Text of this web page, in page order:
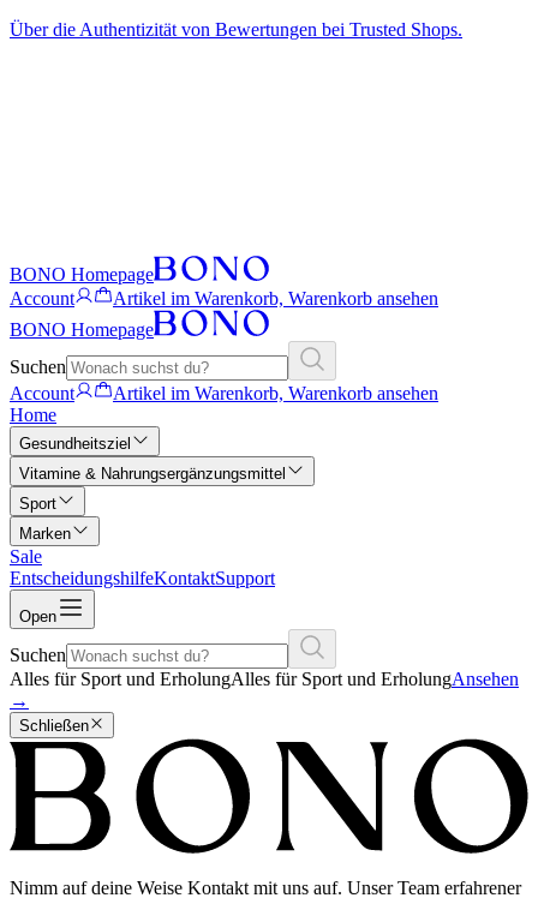
Über die Authentizität von Bewertungen bei Trusted Shops.
BONO Homepage
Account
Artikel im Warenkorb, Warenkorb ansehen
BONO Homepage
Suchen
Account
Artikel im Warenkorb, Warenkorb ansehen
Home
Gesundheitsziel
Vitamine & Nahrungsergänzungsmittel
Sport
Marken
Sale
EntscheidungshilfeKontaktSupport
Open
Suchen
Alles für Sport und ErholungAlles für Sport und ErholungAnsehen
→
Schließen
Nimm auf deine Weise Kontakt mit uns auf. Unser Team erfahrener